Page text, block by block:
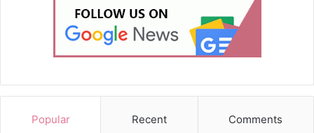
Popular Recent Comments